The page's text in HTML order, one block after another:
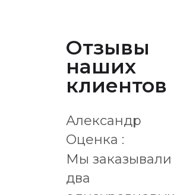
Отзывы
наших
клиентов
Александр
Оценка :
Мы заказывали
два